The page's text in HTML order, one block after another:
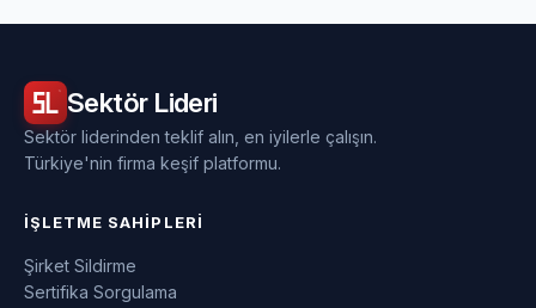
Sektör Lideri
Sektör liderinden teklif alın, en iyilerle çalışın.
Türkiye'nin firma keşif platformu.
İŞLETME SAHIPLERI
Şirket Sildirme
Sertifika Sorgulama